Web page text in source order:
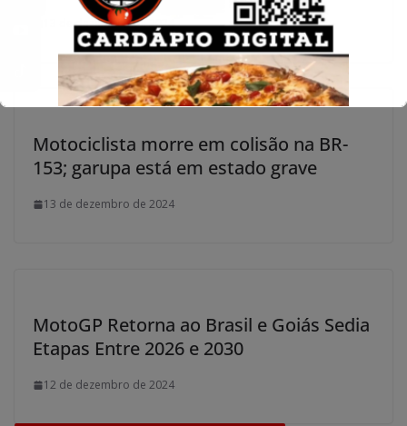
13 de dezembro de 2024
Motociclista morre em colisão na BR-
153; garupa está em estado grave
13 de dezembro de 2024
MotoGP Retorna ao Brasil e Goiás Sedia
Etapas Entre 2026 e 2030
12 de dezembro de 2024